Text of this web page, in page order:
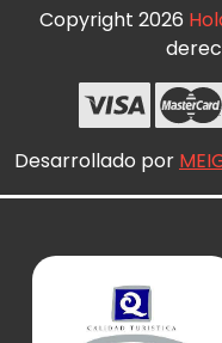
Copyright 2026
Desarrollado por